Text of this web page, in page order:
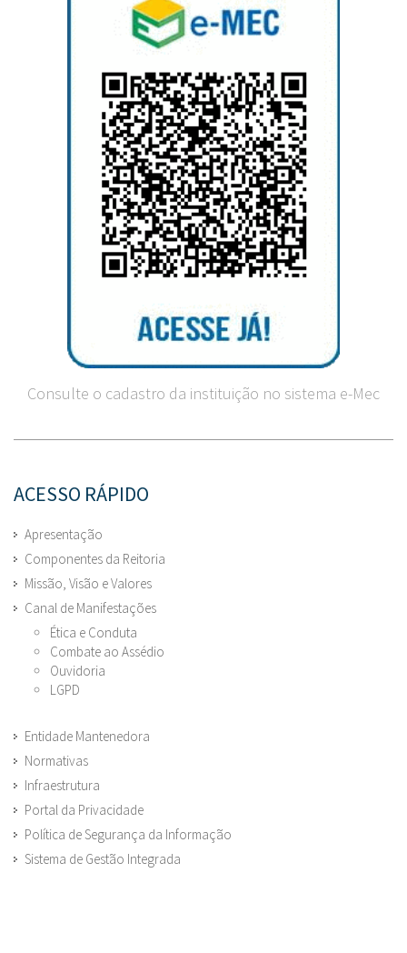
Consulte o cadastro da instituição no sistema e-Mec
ACESSO RÁPIDO
Apresentação
Componentes da Reitoria
Missão, Visão e Valores
Canal de Manifestações
Ética e Conduta
Combate ao Assédio
Ouvidoria
LGPD
Entidade Mantenedora
Normativas
Infraestrutura
Portal da Privacidade
Política de Segurança da Informação
Sistema de Gestão Integrada